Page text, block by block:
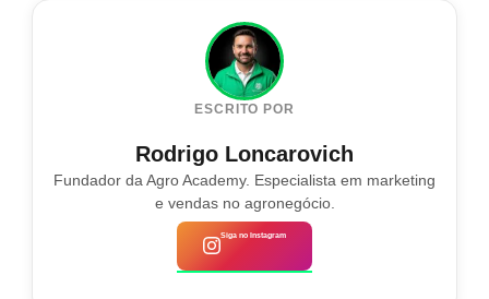
ESCRITO POR
Rodrigo Loncarovich
Fundador da Agro Academy. Especialista em marketing
e vendas no agronegócio.
Siga no Instagram